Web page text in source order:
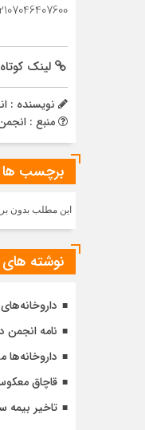
لینک
نویسنده :
منبع :
برچسب ها
این مطلب بدون
نوشته
داروخانه‌های
نامه انجمن
قاچاق
تاخیر بیمه